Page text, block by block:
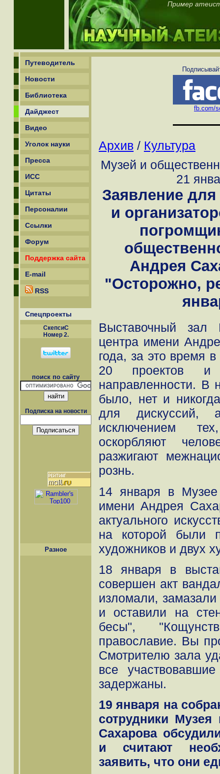
Пример
Путеводитель
Новости
Библиотека
Дайджест
Видео
Уголок науки
Пресса
ИСС
Цитаты
Персоналии
Ссылки
Форум
Поддержка сайта
E-mail
RSS
Спецпроекты
СкепсиС
Номер 2.
поиск по сайту
Подписка на новости
Разное
fb.com/
Архив / Культура
Музей и
21
Заявление
и
Андрея
"Осторожно,
Выставочный зал
центра имени
года, за это время
20 проектов и
направленности.
было, нет и
для дискуссий,
исключением
оскорбляют
разжигают
рознь.
14 января в
имени Андрея
актуального
на которой были
художников и двух
18 января в
совершен акт
изломали, замазали
и оставили на
бесы",
православие. Вы
Смотрителю зала
все
задержаны.
19 января на
сотрудники
Сахарова
и считают
заявить, что они